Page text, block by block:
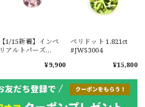
【1/15新着】インペ
リアルトパーズ
¥9,900
ペリドット 1.821ct
#JWS3004
¥15,800